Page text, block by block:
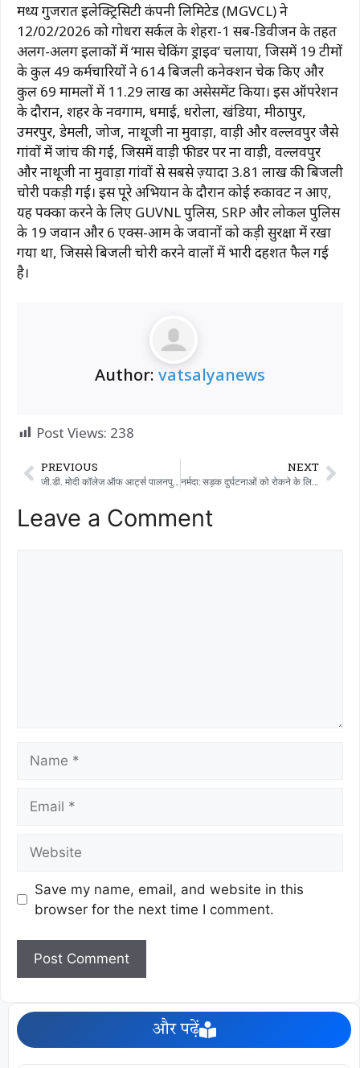
मध्य गुजरात इलेक्ट्रिसिटी कंपनी लिमिटेड (MGVCL) ने
12/02/2026 को गोधरा सर्कल के शेहरा-1 सब-डिवीजन के तहत
अलग-अलग इलाकों में ‘मास चेकिंग ड्राइव’ चलाया, जिसमें 19 टीमों
के कुल 49 कर्मचारियों ने 614 बिजली कनेक्शन चेक किए और
कुल 69 मामलों में ₹11.29 लाख का असेसमेंट किया। इस ऑपरेशन
के दौरान, शहर के नवगाम, धमाई, धरोला, खंडिया, मीठापुर,
उमरपुर, डेमली, जोज, नाथूजी ना मुवाड़ा, वाड़ी और वल्लवपुर जैसे
गांवों में जांच की गई, जिसमें वाड़ी फीडर पर ना वाड़ी, वल्लवपुर
और नाथूजी ना मुवाड़ा गांवों से सबसे ज़्यादा ₹3.81 लाख की बिजली
चोरी पकड़ी गई। इस पूरे अभियान के दौरान कोई रुकावट न आए,
यह पक्का करने के लिए GUVNL पुलिस, SRP और लोकल पुलिस
के 19 जवान और 6 एक्स-आर्मी के जवानों को कड़ी सुरक्षा में रखा
गया था, जिससे बिजली चोरी करने वालों में भारी दहशत फैल गई
है।
Author: vatsalyanews
Post Views: 238
PREVIOUS NEXT
नर्मदा: सड़क दुर्घटनाओं को रोकने के लिए एसपी विशाखा डबराल ने हाईवे इंजीनियरों के साथ ब्लैक स्पॉट स्थानों का निरीक्षण किया।
Leave a Comment
Save my name, email, and website in this
browser for the next time I comment.
और पढ़ें